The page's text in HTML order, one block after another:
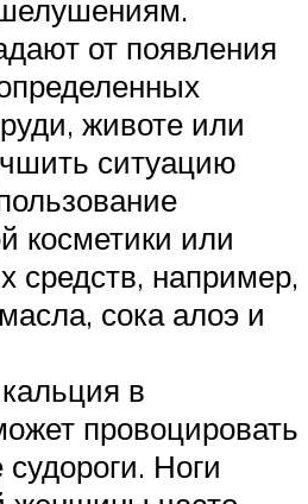
от появления
животе или
ситуацию
косметики или
средств, например,
сока алоэ и
в
провоцировать
Ноги